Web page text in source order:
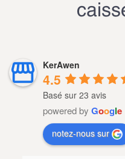
KerAwen
4.5
Basé sur 23 avis
powered by Google
notez-nous sur